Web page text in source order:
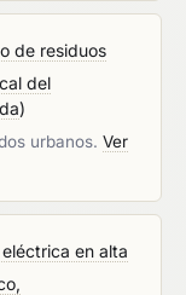
de residuos
del
)
urbanos. Ver
en alta